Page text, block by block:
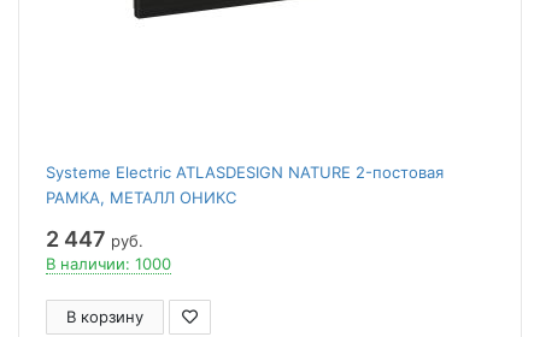
Systeme Electric ATLASDESIGN NATURE 2-постовая
РАМКА, МЕТАЛЛ ОНИКС
2 447 руб.
В наличии: 1000
В корзину